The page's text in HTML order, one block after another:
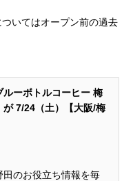
いてはオープン前の過去
ルーボトルコーヒー 梅
が 7/24（土）【大阪/梅
田のお役立ち情報を毎